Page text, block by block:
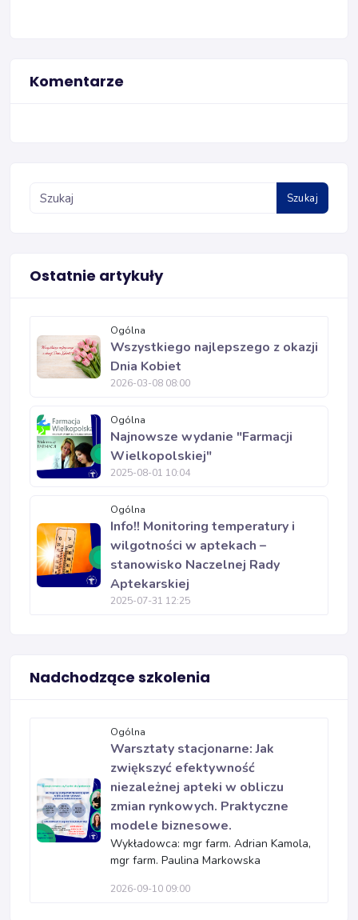
Komentarze
Szukaj
Ostatnie artykuły
Ogólna
Wszystkiego najlepszego z okazji
Dnia Kobiet
2026-03-08 08:00
Ogólna
Najnowsze wydanie "Farmacji
Wielkopolskiej"
2025-08-01 10:04
Ogólna
Info!! Monitoring temperatury i
wilgotności w aptekach –
stanowisko Naczelnej Rady
Aptekarskiej
2025-07-31 12:25
Nadchodzące szkolenia
Ogólna
Warsztaty stacjonarne: Jak
zwiększyć efektywność
niezależnej apteki w obliczu
zmian rynkowych. Praktyczne
modele biznesowe.
Wykładowca: mgr farm. Adrian Kamola,
mgr farm. Paulina Markowska
2026-09-10 09:00